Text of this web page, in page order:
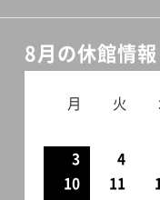
8月の休館情報
月 火
3
4
10
11